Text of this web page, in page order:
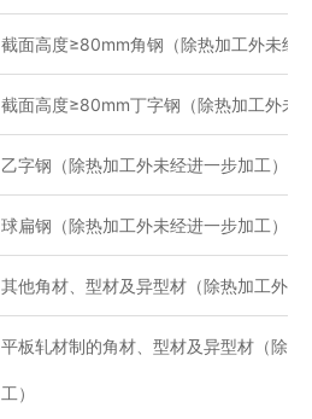
截面高度≥80mm角钢（除热加工外未经
截面高度≥80mm丁字钢（除热加工外未
乙字钢（除热加工外未经进一步加工）
球扁钢（除热加工外未经进一步加工）
其他角材、型材及异型材（除热加工外未
平板轧材制的角材、型材及异型材（除冷
工）